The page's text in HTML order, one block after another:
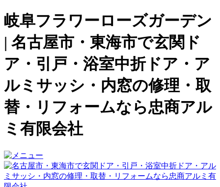
岐阜フラワーローズガーデン
| 名古屋市・東海市で玄関ド
ア・引戸・浴室中折ドア・ア
ルミサッシ・内窓の修理・取
替・リフォームなら忠商アル
ミ有限会社